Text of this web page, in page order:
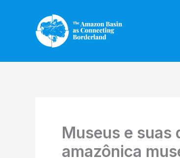
Museus e suas
amazônica